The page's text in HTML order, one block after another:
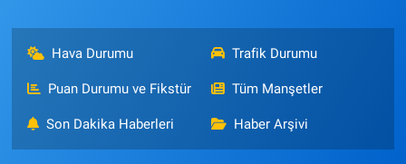
Hava Durumu Trafik Durumu
Puan Durumu ve Fikstür Tüm Manşetler
Son Dakika Haberleri Haber Arşivi